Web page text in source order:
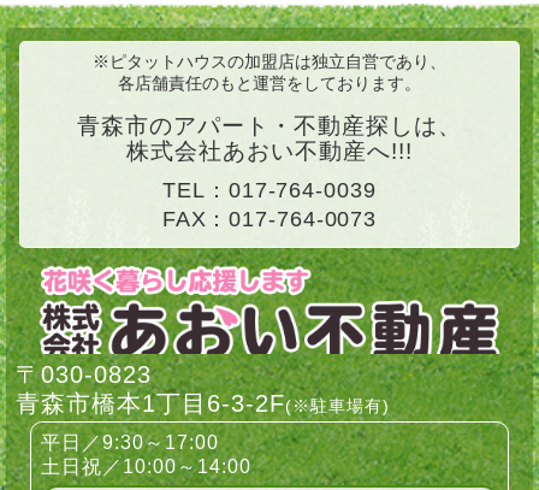
2022-10-27
360度VR画像付き物件情報を2件追加しました！
奥野4丁目「千秋荘」、堤町1丁目「コーポイトウB」お
2022-09-06
360度VR画像付き物件情報を2件追加しました！
「クラウンハイツ202号室」「アルカディア1 103号
室」おすすめ物件からご確認下さい。
2022-08-07
夏季休業のお知らせ
8月10日(水)～8月14日(日)まで夏季休業とさせていただ
きます。
ご用件がある場合は、留守番電話またはメールまたはラ
インでご連絡いただければと思います。
休み明けから順次対応させていただきます。
ご不便をおかけいたしますが、よろしくお願いいたしま
※ピタットハウスの加盟店は独立自営であり、
各店舗責任のもと運営をしております。
青森市のアパート・不動産探しは、
株式会社あおい不動産へ!!!
TEL： 017-764-0039
FAX：017-764-0073
〒030-0823
青森市橋本1丁目6-3-2F(※駐車場有)
平日／9:30～17:00
土日祝／10:00～14:00